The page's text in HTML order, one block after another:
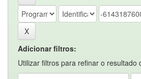
Adicionar filtros:
Utilizar filtros para refinar o resultado